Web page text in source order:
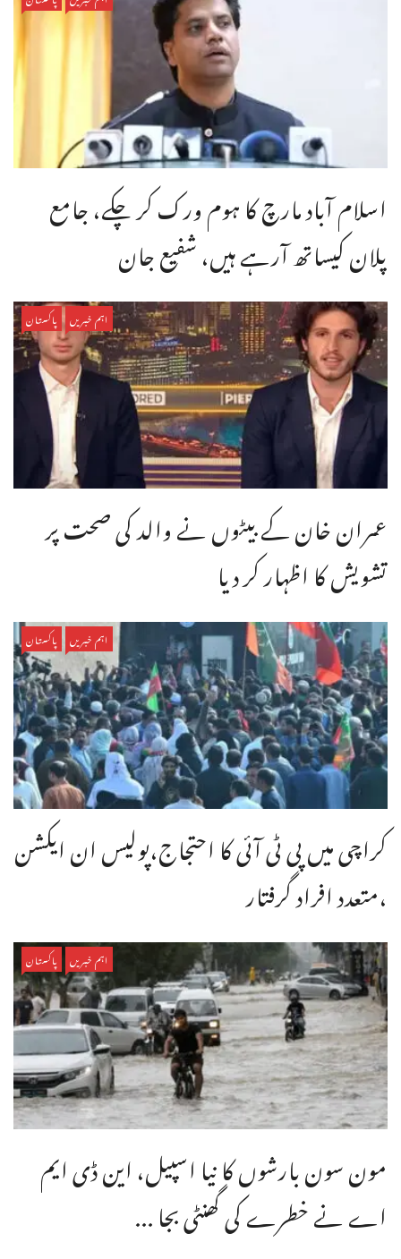
اسلام آباد مارچ کا ہوم ورک کر چکے، جامع
پلان کیساتھ آرہے ہیں، شفیع جان
اہم خبریں پاکستان
عمران خان کے بیٹوں نے والد کی صحت پر
تشویش کا اظہار کر دیا
اہم خبریں پاکستان
کراچی میں پی ٹی آئی کا احتجاج،پولیس ان ایکشن
،متعدد افراد گرفتار
اہم خبریں پاکستان
مون سون بارشوں کا نیا اسپیل، این ڈی ایم
اے نے خطرے کی گھنٹی بجا ...